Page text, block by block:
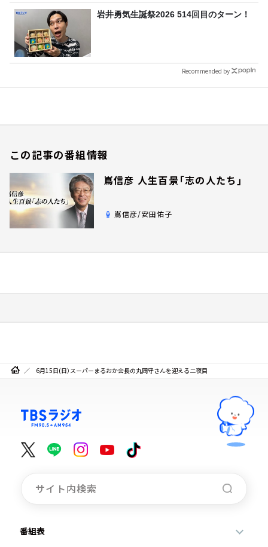
岩井勇気生誕祭2026 514回目のターン！
Recommended by
この記事の番組情報
嶌信彦 人生百景「志の人たち」
嶌信彦/安田佑子
6月15日(日）スーパーまるおか会長の丸岡守さんを迎える二夜目
番組表